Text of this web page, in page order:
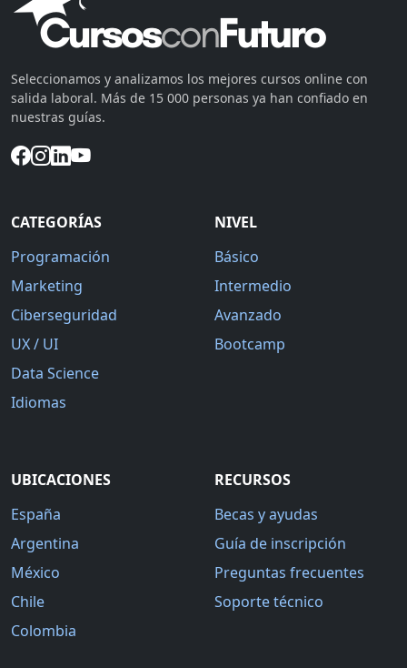
Seleccionamos y analizamos los mejores cursos online con
salida laboral. Más de 15 000 personas ya han confiado en
nuestras guías.
CATEGORÍAS
Programación
Marketing
Ciberseguridad
UX / UI
Data Science
Idiomas
NIVEL
Básico
Intermedio
Avanzado
Bootcamp
UBICACIONES
España
Argentina
México
Chile
Colombia
RECURSOS
Becas y ayudas
Guía de inscripción
Preguntas frecuentes
Soporte técnico